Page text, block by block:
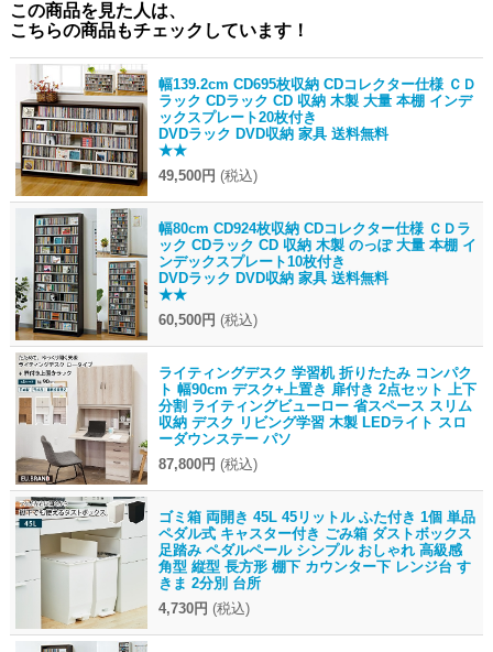
この商品を見た人は、
こちらの商品もチェックしています！
幅139.2cm CD695枚収納 CDコレクター仕様 ＣＤ
ラック CDラック CD 収納 木製 大量 本棚 インデ
ックスプレート20枚付き
DVDラック DVD収納 家具 送料無料
★★
49,500円 (税込)
幅80cm CD924枚収納 CDコレクター仕様 ＣＤラ
ック CDラック CD 収納 木製 のっぽ 大量 本棚 イ
ンデックスプレート10枚付き
DVDラック DVD収納 家具 送料無料
★★
60,500円 (税込)
ライティングデスク 学習机 折りたたみ コンパク
ト 幅90cm デスク+上置き 扉付き 2点セット 上下
分割 ライティングビューロー 省スペース スリム
収納 デスク リビング学習 木製 LEDライト スロ
ーダウンステー パソ
87,800円 (税込)
ゴミ箱 両開き 45L 45リットル ふた付き 1個 単品
ペダル式 キャスター付き ごみ箱 ダストボックス
足踏み ペダルペール シンプル おしゃれ 高級感
角型 縦型 長方形 棚下 カウンター下 レンジ台 す
きま 2分別 台所
4,730円 (税込)